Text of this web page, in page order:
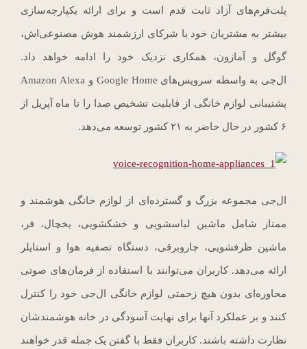
پلت‌فرم‌های آزاد ثابت قدم است و برای ارائه یکپارچه‌سازی
بیشتر به مشتریان خود با شرکای ارزشمند هوش مصنوعی‌اش،
گوگل و آمازون، همکاری نزدیک خود را ادامه خواهد داد.
ال‌جی به واسطه سرویس‌های Google Home و Amazon Alexa
پشتیبانی لوازم خانگی از قابلیت تشخیص صدا را تا ماه آپریل از
۶ کشور در حال حاضر به ۲۱ کشور توسعه می‌دهد.
ال‌جی مجموعه بزرگ و گسترده‌ای از لوازم خانگی هوشمند و
ممتاز شامل ماشین لباسشویی و خشکشویی، یخچال، فر،
ماشین ظرفشویی، جاروبرقی، دستگاه تصفیه هوا و استایلر
ارائه می‌دهد. کاربران می‌توانند با استفاده از فرمان‌های صوتی
محاوره‌ای بدون هیچ زحمتی لوازم خانگی ال‌جی خود را کنترل
کنند و بر عملکرد آنها برای نهایت آسودگی در خانه هوشمندشان
نظارت داشته باشند. کاربران فقط با گفتن یک جمله قدر خواهند